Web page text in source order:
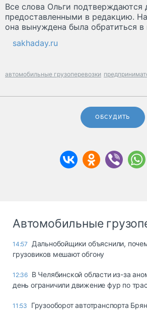
Все слова Ольги подтверждаются
предоставленными в редакцию.
она вынуждена была обратиться в
sakhaday.ru
автомобильные грузоперевозки
ОБСУДИТЬ
Автомобильные
14:57 Дальнобойщики объяснили,
грузовиков мешают обгону
12:36 В Челябинской области из-за
день ограничили движение фур по
11:53
Грузооборот автотранспорта